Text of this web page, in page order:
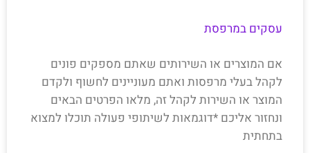
עסקים במרפסת
אם המוצרים או השירותים שאתם מספקים פונים
לקהל בעלי מרפסות ואתם מעוניינים לחשוף ולקדם
המוצר או השירות לקהל זה, מלאו הפרטים הבאים
ונחזור אליכם *דוגמאות לשיתופי פעולה תוכלו למצוא
בתחתית